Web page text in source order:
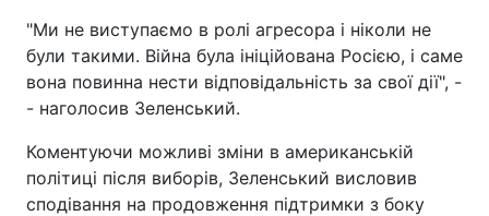
"Ми не виступаємо в ролі агресора і ніколи не
були такими. Війна була ініційована Росією, і саме
вона повинна нести відповідальність за свої дії", -
- наголосив Зеленський.
Коментуючи можливі зміни в американській
політиці після виборів, Зеленський висловив
сподівання на продовження підтримки з боку